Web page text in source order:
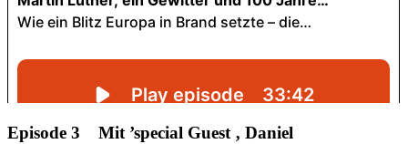
Episode 3 Mit ’special Guest ‚ Daniel